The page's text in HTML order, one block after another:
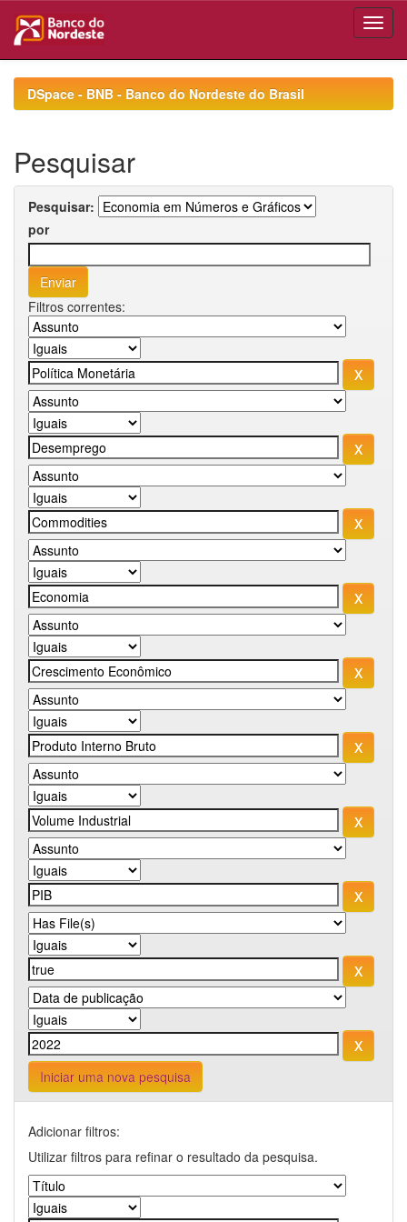
navigationDSpace - BNB - Banco do Nordeste do Brasil
Pesquisar
Pesquisar:
por
Filtros correntes:
Iniciar uma nova pesquisa
Adicionar filtros:
Utilizar filtros para refinar o resultado da pesquisa.